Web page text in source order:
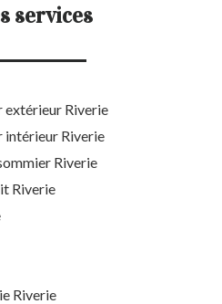
services
extérieur Riverie
intérieur Riverie
Riverie
Riverie
Riverie